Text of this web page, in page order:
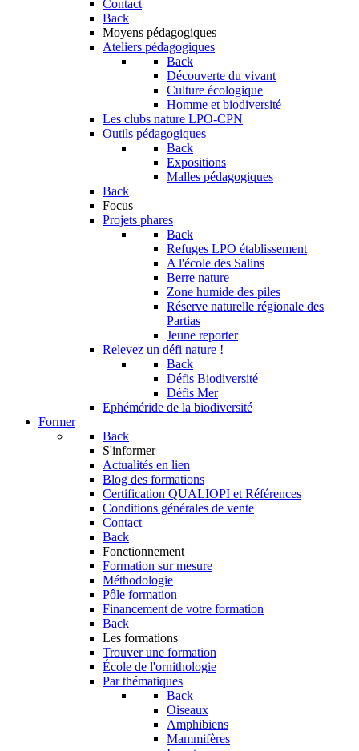
Contact
Back
Moyens pédagogiques
Ateliers pédagogiques
Back
Découverte du vivant
Culture écologique
Homme et biodiversité
Les clubs nature LPO-CPN
Outils pédagogiques
Back
Expositions
Malles pédagogiques
Back
Focus
Projets phares
Back
Refuges LPO établissement
A l'école des Salins
Berre nature
Zone humide des piles
Réserve naturelle régionale des
Partias
Jeune reporter
Relevez un défi nature !
Back
Défis Biodiversité
Défis Mer
Ephéméride de la biodiversité
Former
Back
S'informer
Actualités en lien
Blog des formations
Certification QUALIOPI et Références
Conditions générales de vente
Contact
Back
Fonctionnement
Formation sur mesure
Méthodologie
Pôle formation
Financement de votre formation
Back
Les formations
Trouver une formation
École de l'ornithologie
Par thématiques
Back
Oiseaux
Amphibiens
Mammifères